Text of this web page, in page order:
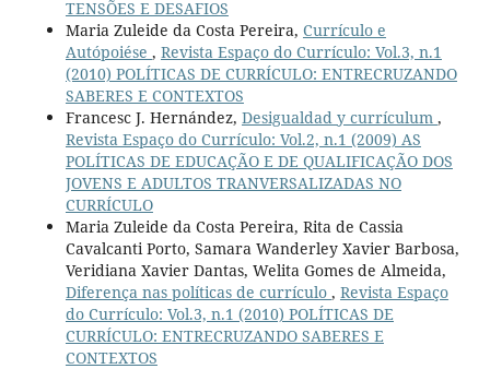
TENSÕES E DESAFIOS
Maria Zuleide da Costa Pereira, Currículo e
Autópoiése , Revista Espaço do Currículo: Vol.3, n.1
(2010) POLÍTICAS DE CURRÍCULO: ENTRECRUZANDO
SABERES E CONTEXTOS
Francesc J. Hernández, Desigualdad y currículum ,
Revista Espaço do Currículo: Vol.2, n.1 (2009) AS
POLÍTICAS DE EDUCAÇÃO E DE QUALIFICAÇÃO DOS
JOVENS E ADULTOS TRANVERSALIZADAS NO
CURRÍCULO
Maria Zuleide da Costa Pereira, Rita de Cassia
Cavalcanti Porto, Samara Wanderley Xavier Barbosa,
Veridiana Xavier Dantas, Welita Gomes de Almeida,
Diferença nas políticas de currículo , Revista Espaço
do Currículo: Vol.3, n.1 (2010) POLÍTICAS DE
CURRÍCULO: ENTRECRUZANDO SABERES E
CONTEXTOS